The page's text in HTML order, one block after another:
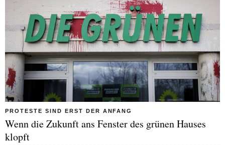
PROTESTE SIND ERST DER ANFANG
Wenn die Zukunft ans Fenster des grünen Hauses
klopft